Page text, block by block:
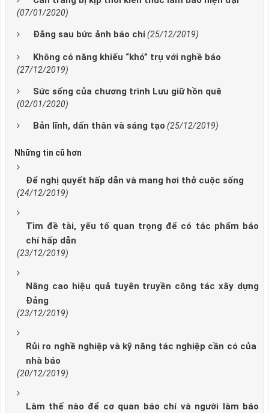
(07/01/2020)
Đằng sau bức ảnh báo chí(25/12/2019)
Không có năng khiếu “khó” trụ với nghề báo
(27/12/2019)
Sức sống của chương trình Lưu giữ hồn quê
(02/01/2020)
Bản lĩnh, dấn thân và sáng tạo (25/12/2019)
Những tin cũ hơn
Để nghị quyết hấp dẫn và mang hơi thở cuộc sống
(24/12/2019)
Tìm đề tài, yếu tố quan trọng để có tác phẩm báo
chí hấp dẫn
(23/12/2019)
Nâng cao hiệu quả tuyên truyền công tác xây dựng
Đảng
(23/12/2019)
Rủi ro nghề nghiệp và kỹ năng tác nghiệp cần có của
nhà báo
(20/12/2019)
Làm thế nào để cơ quan báo chí và người làm báo